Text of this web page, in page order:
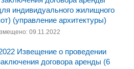
индивидуального жилищного
(управление архитектуры)
09.11.2022
Извещение о проведении
договора аренды (6